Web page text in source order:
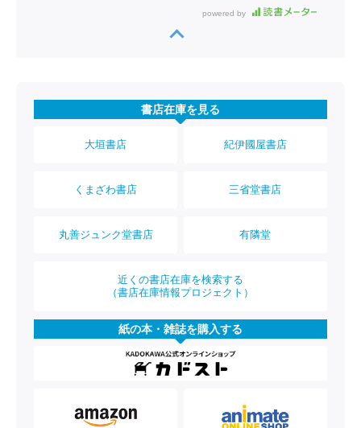
powered by
書店在庫を見る
大垣書店 紀伊國屋書店
くまざわ書店 三省堂書店
丸善ジュンク堂書店 有隣堂
近くの書店在庫を検索する
（書店在庫情報プロジェクト）
紙の本・雑誌を購入する